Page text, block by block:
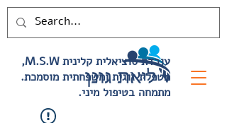
,M.S.W עובדת סוציאלית קלינית
.מטפלת זוגית ומשפחתית מוסמכת
.מתמחה בטיפול מיני